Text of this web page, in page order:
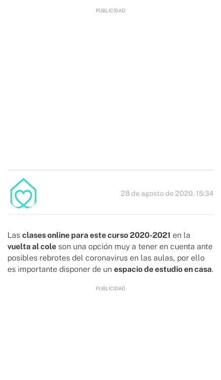
28 de agosto de 2020, 15:34
Las clases online para este curso 2020-2021 en la
vuelta al cole son una opción muy a tener en cuenta ante
posibles rebrotes del coronavirus en las aulas, por ello
es importante disponer de un espacio de estudio en casa.